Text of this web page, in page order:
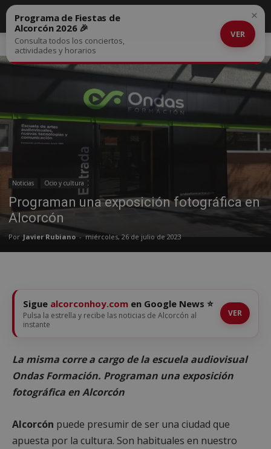
Inicio Noticias
Noticias Ocio y cultura
Programan una exposición fotográfica en
Alcorcón
Por Javier Rubiano - miércoles, 26 de julio de 2023
Programa de Fiestas de
Alcorcón 2026 🎉
Consulta todos los conciertos,
actividades y horarios
VER
×
Sigue alcorconhoy.com en Google News ⭐
Pulsa la estrella y recibe las noticias de Alcorcón al
instante
VER
La misma corre a cargo de la escuela audiovisual
Ondas Formación. Programan una exposición
fotográfica en Alcorcón
Alcorcón puede presumir de ser una ciudad que
apuesta por la cultura. Son habituales en nuestro